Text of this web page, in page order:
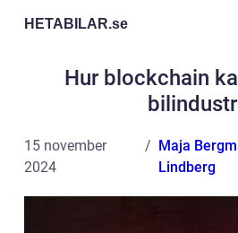
HETABILAR.se
Hur blockchain
15 november
2024
Maja
Lindberg